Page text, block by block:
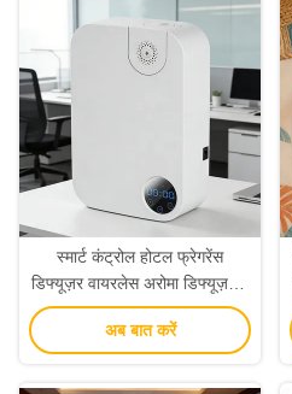
स्मार्ट कंट्रोल होटल फ्रेगरेंस
डिफ्यूज़र वायरलेस अरोमा डिफ्यूज़र टू
फ्लूइड टेक्नोलॉजी के साथ
अब बात करें